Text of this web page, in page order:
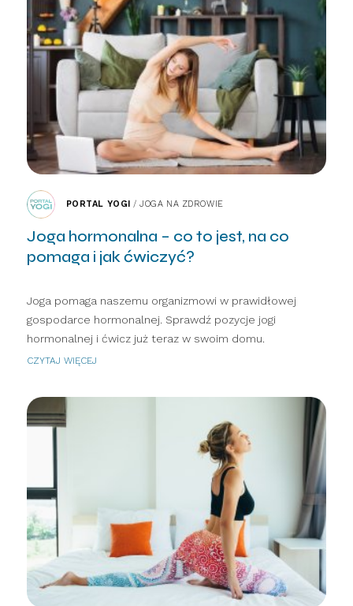
PORTAL YOGI /JOGA NA ZDROWIE
Joga hormonalna – co to jest, na co
pomaga i jak ćwiczyć?
Joga pomaga naszemu organizmowi w prawidłowej
gospodarce hormonalnej. Sprawdź pozycje jogi
hormonalnej i ćwicz już teraz w swoim domu.
CZYTAJ WIĘCEJ